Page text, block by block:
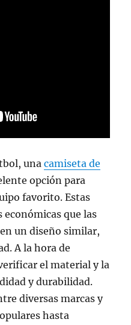
unacamiseta de
opción para
favorito. Estas
económicas que las
un diseño similar,
A la hora de
el material y la
y durabilidad.
diversas marcas y
hasta